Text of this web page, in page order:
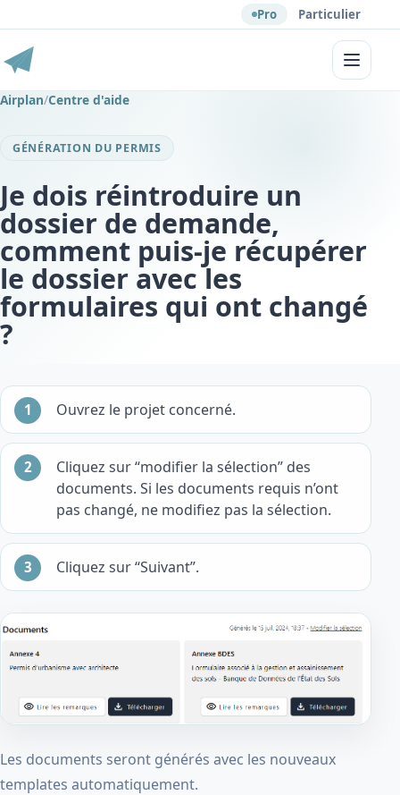
Pro Particulier
Menu
Airplan/Centre d'aide
GÉNÉRATION DU PERMIS
Je dois réintroduire un
dossier de demande,
comment puis-je récupérer
le dossier avec les
formulaires qui ont changé
?
Ouvrez le projet concerné.
Cliquez sur “modifier la sélection” des
documents. Si les documents requis n’ont
pas changé, ne modifiez pas la sélection.
Cliquez sur “Suivant”.
Les documents seront générés avec les nouveaux
templates automatiquement.